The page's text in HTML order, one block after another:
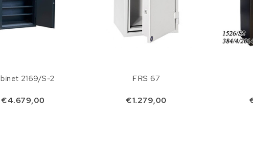
2169/S-2
€4.679,00
FRS 67
€1.279,00